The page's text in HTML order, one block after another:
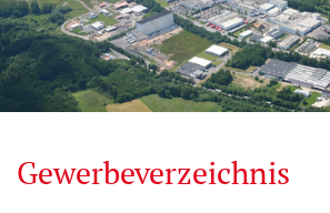
Gewerbeverzeichnis